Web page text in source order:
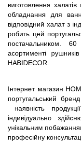
виготовлення
обладнання для
відповідний халат з
робить цей
постачальником.
асортименті
HABIDECOR.
Інтернет магазин
португальський
наявність
індивідуально
унікальним
професійну